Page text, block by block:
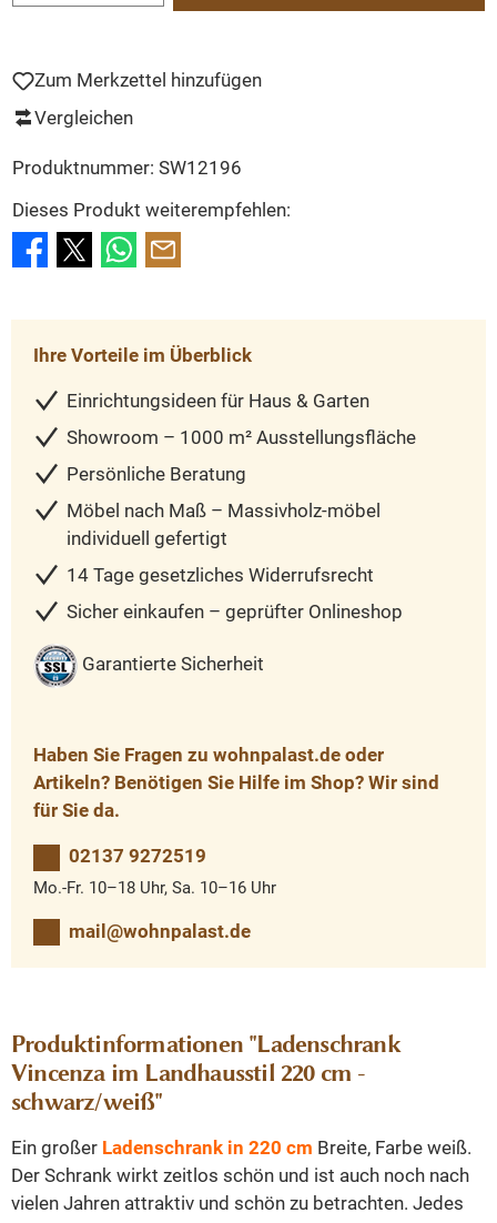
Zum Merkzettel hinzufügen
Vergleichen
Produktnummer: SW12196
Dieses Produkt weiterempfehlen:
Ihre Vorteile im Überblick
Einrichtungsideen für Haus & Garten
Showroom – 1000 m² Ausstellungsfläche
Persönliche Beratung
Möbel nach Maß – Massivholz-möbel
individuell gefertigt
14 Tage gesetzliches Widerrufsrecht
Sicher einkaufen – geprüfter Onlineshop
Garantierte Sicherheit
Haben Sie Fragen zu wohnpalast.de oder
Artikeln? Benötigen Sie Hilfe im Shop? Wir sind
für Sie da.
02137 9272519
Mo.-Fr. 10–18 Uhr, Sa. 10–16 Uhr
mail@wohnpalast.de
Produktinformationen "Ladenschrank
Vincenza im Landhausstil 220 cm -
schwarz/weiß"
Ein großer Ladenschrank in 220 cm Breite, Farbe weiß.
Der Schrank wirkt zeitlos schön und ist auch noch nach
vielen Jahren attraktiv und schön zu betrachten. Jedes